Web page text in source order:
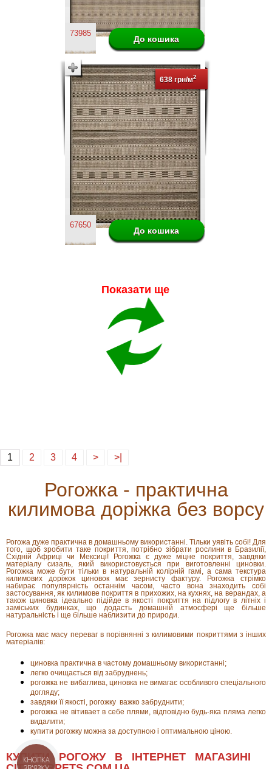
73985
638 грн/м2
67650
Показати ще
1 2 3 4 > >|
Рогожка - практична
килимова доріжка без ворсу
Рогожа дуже практична в домашньому використанні. Тільки уявіть собі! Для
того, щоб зробити таке покриття, потрібно зібрати рослини в Бразилії,
Східній Африці чи Мексиці! Рогожка є дуже міцне покриття, завдяки
матеріалу сизаль, який використовується при виготовленні циновки.
Рогожка може бути тільки в натуральній колірній гамі, а сама текстура
килимових доріжок циновок має зернисту фактуру. Рогожка стрімко
набирає популярність останнім часом, часто вона знаходить собі
застосування, як килимове покриття в прихожих, на кухнях, на верандах, а
також циновка ідеально підійде в якості покриття на підлогу в літніх і
заміських будинках, що додасть домашній атмосфері ще більше
натуральність і ще більше наблизити до природи.
Рогожка має масу переваг в порівнянні з килимовими покриттями з інших
матеріалів:
циновка практична в частому домашньому використанні;
легко очищається від забруднень;
рогожка не вибаглива, циновка не вимагає особливого спеціального
догляду;
завдяки її якості, рогожку важко забруднити;
рогожка не ​​вітивает в себе плями, відповідно будь-яка пляма легко
видалити;
купити рогожку можна за доступною і оптимальною ціною.
КУПИТИ РОГОЖУ В ІНТЕРНЕТ МАГАЗИНІ
КНОПКА
ЗВ'ЯЗКУ